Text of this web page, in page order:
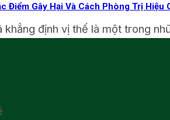
Điểm Gây Hại Và Cách Phòng Trị Hiệu
khẳng định vị thế là một trong